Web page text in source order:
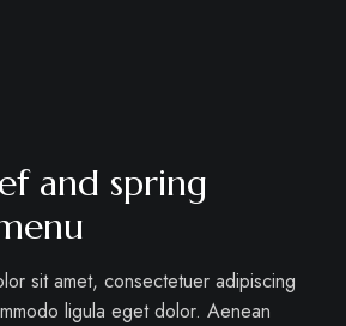
and spring
sit amet, consectetuer adipiscing
ligula eget dolor. Aenean